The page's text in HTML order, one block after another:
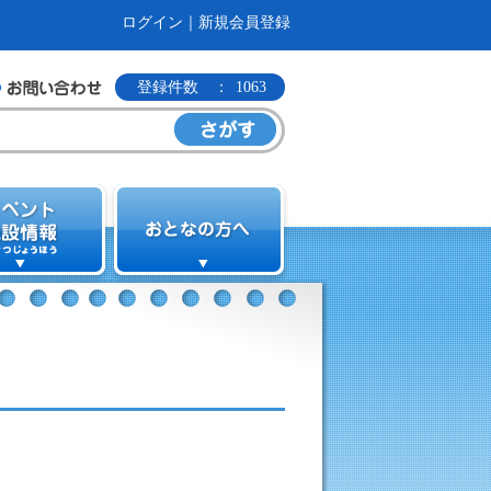
ログイン 新規会員登録
登録件数 ： 1063